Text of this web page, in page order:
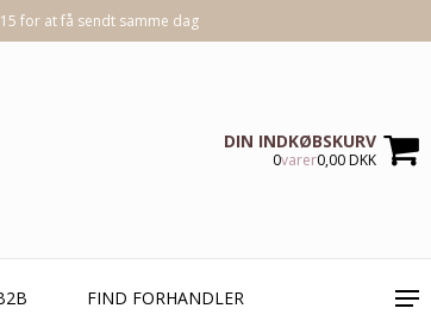
for at få sendt samme dag
DIN INDKØBSKURV
0varer0,00 DKK
FIND FORHANDLER